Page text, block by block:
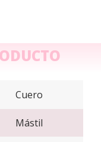
Cuero
Mástil